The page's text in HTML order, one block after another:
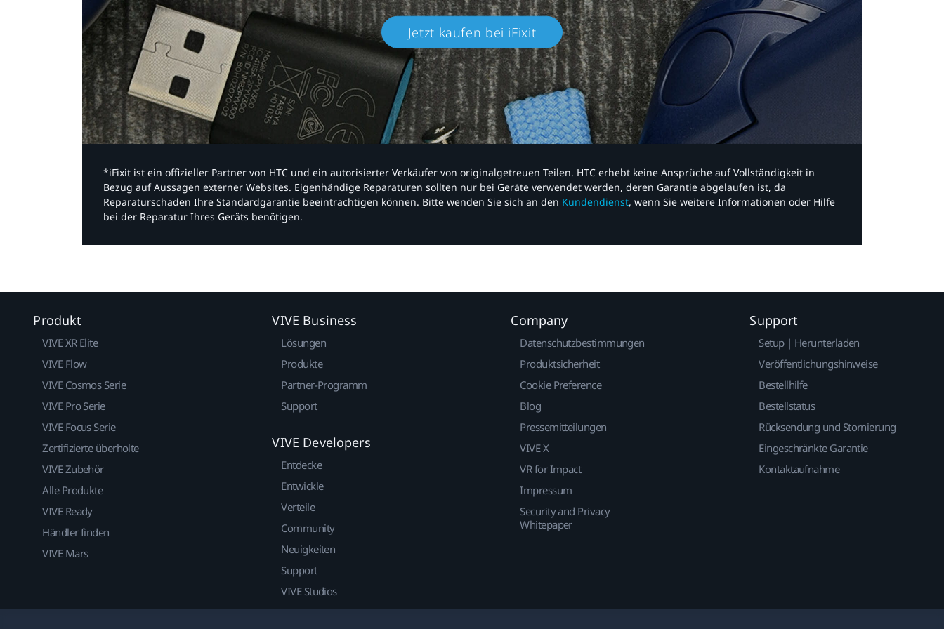
Jetzt kaufen bei iFixit​
*iFixit ist ein offizieller Partner von HTC und ein autorisierter Verkäufer von originalgetreuen Teilen. HTC erhebt keine Ansprüche auf Vollständigkeit in
Bezug auf Aussagen externer Websites. Eigenhändige Reparaturen sollten nur bei Geräte verwendet werden, deren Garantie abgelaufen ist, da
Reparaturschäden Ihre Standardgarantie beeinträchtigen können. Bitte wenden Sie sich an den Kundendienst, wenn Sie weitere Informationen oder Hilfe
bei der Reparatur Ihres Geräts benötigen.​
Produkt
VIVE XR Elite
VIVE Flow
VIVE Cosmos Serie
VIVE Pro Serie
VIVE Focus Serie
Zertifizierte überholte
VIVE Zubehör
Alle Produkte
VIVE Ready
Händler finden
VIVE Mars
VIVE Business
Lösungen
Produkte
Partner-Programm
Support
VIVE Developers
Entdecke
Entwickle
Verteile
Community
Neuigkeiten
Support
VIVE Studios
Company
Datenschutzbestimmungen
Produktsicherheit
Cookie Preference
Blog
Pressemitteilungen
VIVE X
VR for Impact
Impressum
Security and Privacy
Whitepaper
Support
Setup | Herunterladen
Veröffentlichungshinweise
Bestellhilfe
Bestellstatus
Rücksendung und Stornierung
Eingeschränkte Garantie
Kontaktaufnahme